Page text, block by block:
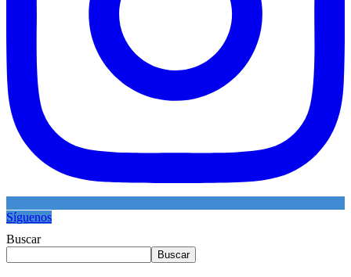
Síguenos
Buscar
Buscar